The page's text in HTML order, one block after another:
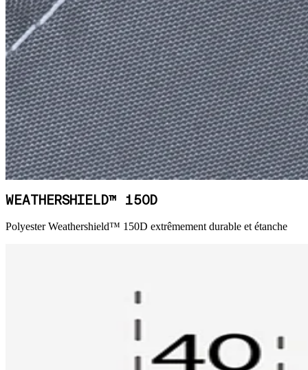
WEATHERSHIELD™ 150D
Polyester Weathershield™ 150D extrêmement durable et étanche